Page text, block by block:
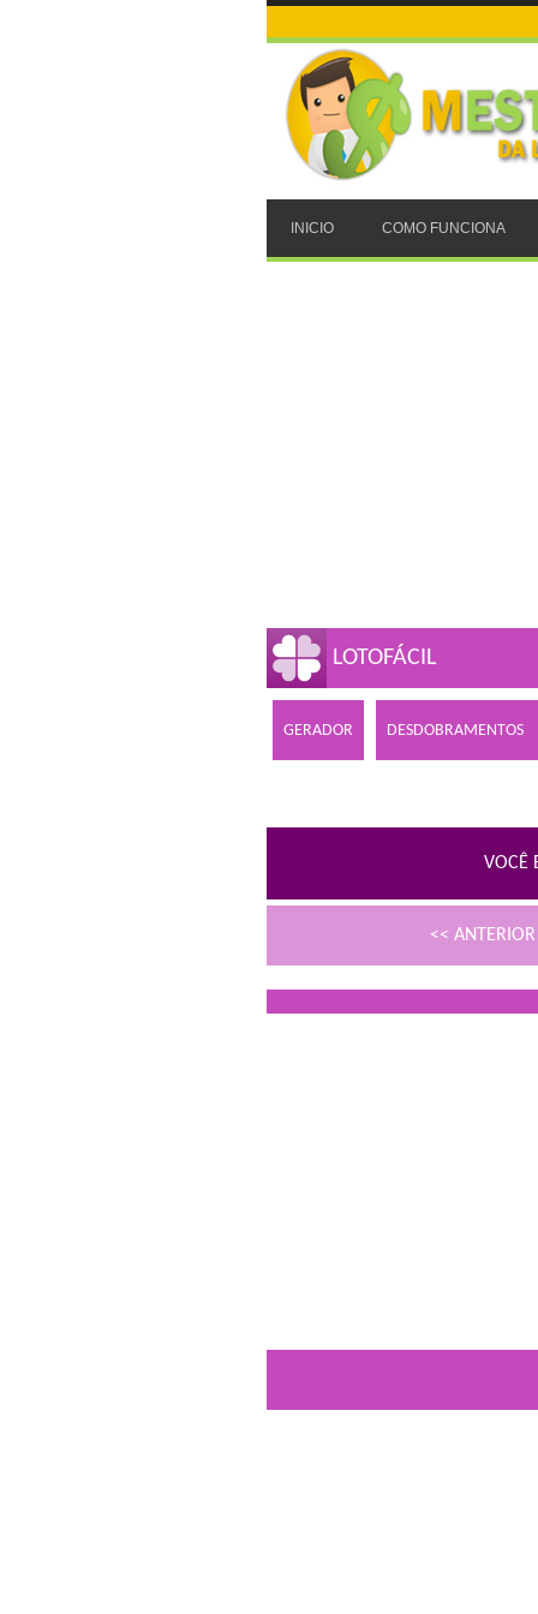
INICIO COMO FUNCIONA
LOTOFÁCIL
GERADOR DESDOBRAMENTOS
VOCÊ
<<